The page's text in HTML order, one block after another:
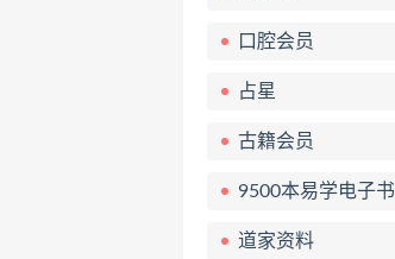
口腔会员
占星
古籍会员
9500本易学电子书
道家资料